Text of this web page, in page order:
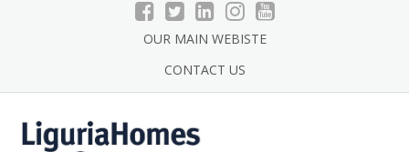
OUR MAIN WEBISTE
CONTACT US